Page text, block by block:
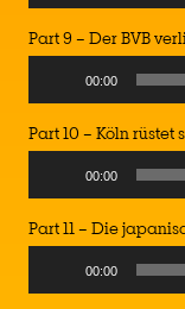
Player
Part 9 – Der BVB
Player
00:00
Part 10 – Köln
Player
00:00
Part 11 – Die
Player
00:00